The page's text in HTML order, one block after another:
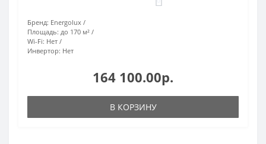
Бренд: Energolux
Площадь: до 170 м²
Wi-Fi: Нет
Инвертор: Нет
164 100.00р.
В КОРЗИНУ